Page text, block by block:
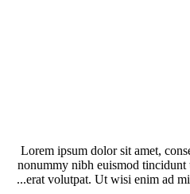
Lorem ipsum dolor sit amet,
nonummy nibh euismod tincidunt
erat volutpat. Ut wisi enim ad